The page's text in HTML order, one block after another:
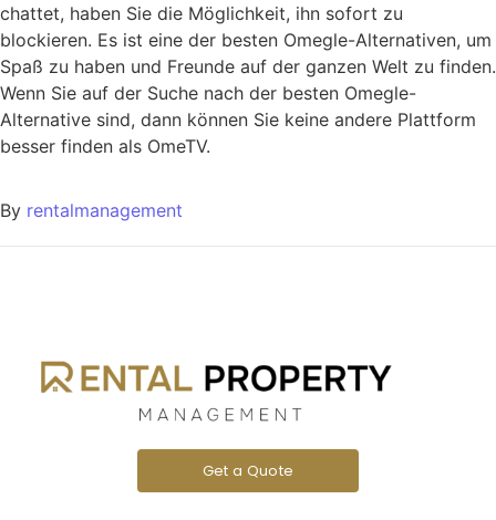
chattet, haben Sie die Möglichkeit, ihn sofort zu
blockieren. Es ist eine der besten Omegle-Alternativen, um
Spaß zu haben und Freunde auf der ganzen Welt zu finden.
Wenn Sie auf der Suche nach der besten Omegle-
Alternative sind, dann können Sie keine andere Plattform
besser finden als OmeTV.
By rentalmanagement
Get a Quote